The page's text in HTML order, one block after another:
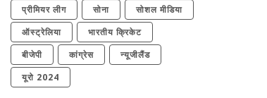
प्रीमियर लीग
सोना
सोशल मीडिया
ऑस्ट्रेलिया
भारतीय क्रिकेट
बीजेपी
कांग्रेस
न्यूजीलैंड
यूरो 2024